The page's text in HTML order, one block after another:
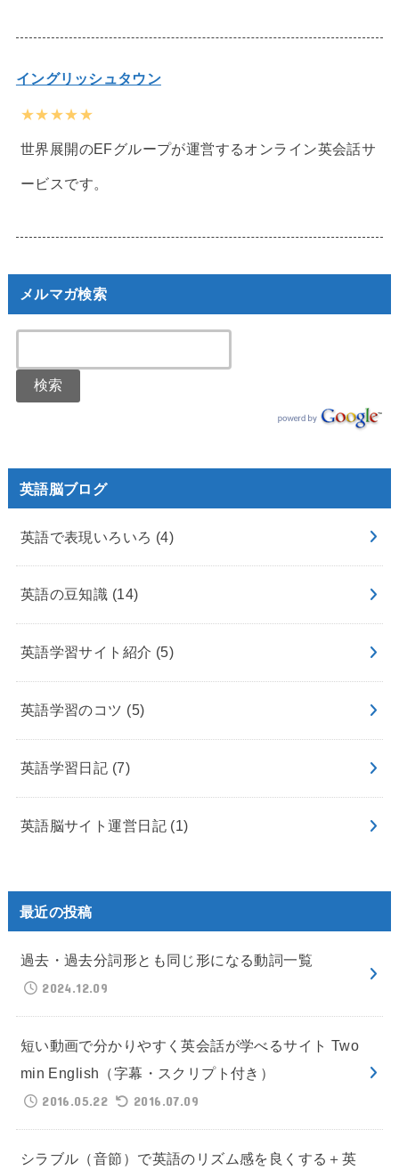
イングリッシュタウン
★★★★★
世界展開のEFグループが運営するオンライン英会話サ
ービスです。
メルマガ検索
英語脳ブログ
英語で表現いろいろ (4)
英語の豆知識 (14)
英語学習サイト紹介 (5)
英語学習のコツ (5)
英語学習日記 (7)
英語脳サイト運営日記 (1)
最近の投稿
過去・過去分詞形とも同じ形になる動詞一覧
2024.12.09
短い動画で分かりやすく英会話が学べるサイト Two
min English（字幕・スクリプト付き）
2016.05.22
2016.07.09
シラブル（音節）で英語のリズム感を良くする＋英